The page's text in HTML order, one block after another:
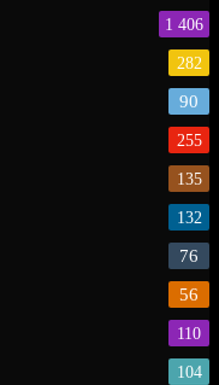
1 406
282
90
255
135
132
76
56
110
104